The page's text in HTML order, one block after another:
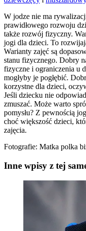
W jodze nie ma
prawidłowego rozwoju
także rozwój fizyczny.
jogi dla dzieci. To
Warianty zajęć są
stanu fizycznego. Dobry
fizyczne i ograniczenia u
mogłyby je pogłębić.
korzystne dla dzieci,
Jeśli dziecku nie
zmuszać. Może warto
pomysłu? Z pewnością
choć większość dzieci,
zajęcia.
Fotografie: Matka polka
Inne wpisy z tej